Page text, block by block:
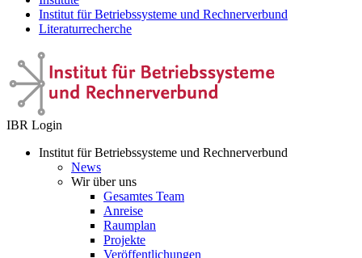
Institut für Betriebssysteme und Rechnerverbund
Literaturrecherche
IBR Login
Institut für Betriebssysteme und Rechnerverbund
News
Wir über uns
Gesamtes Team
Anreise
Raumplan
Projekte
Veröffentlichungen